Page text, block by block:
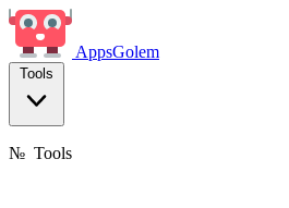
AppsGolem
Tools
№ Tools